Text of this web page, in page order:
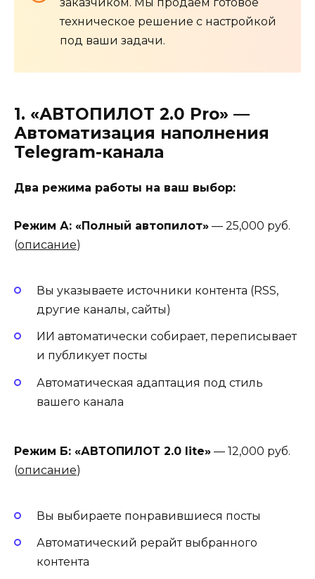
техническое решение с настройкой
под ваши задачи.
1. «АВТОПИЛОТ 2.0 Pro» —
Автоматизация наполнения
Telegram-канала
Два режима работы на ваш выбор:
Режим А: «Полный автопилот» — 25,000 руб.
(описание)
Вы указываете источники контента (RSS,
другие каналы, сайты)
ИИ автоматически собирает, переписывает
и публикует посты
Автоматическая адаптация под стиль
вашего канала
Режим Б: «АВТОПИЛОТ 2.0 lite» — 12,000 руб.
(описание)
Вы выбираете понравившиеся посты
Автоматический рерайт выбранного
контента